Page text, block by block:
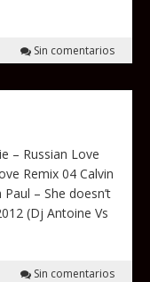
Sin comentarios
– Russian Love
Remix 04 Calvin
– She doesn’t
(Dj Antoine Vs
Sin comentarios